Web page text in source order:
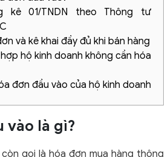
kê 01/TNDN theo Thông tư
và kê khai đầy đủ khi bán hàng
hộ kinh doanh không cần hóa
đơn đầu vào của hộ kinh doanh
vào là gì?
gọi là hóa đơn mua hàng thông